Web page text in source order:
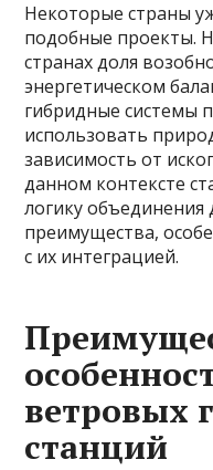
Некоторые страны
подобные проекты.
странах доля
энергетическом
гибридные системы
использовать
зависимость от
данном контексте
логику объединения
преимущества,
с их интеграцией.
ветровых
станций